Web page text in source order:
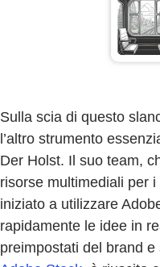
Sulla scia di questo
l’altro strumento
Der Holst. Il suo team,
risorse multimediali per
iniziato a utilizzare
rapidamente le idee in
preimpostati del brand